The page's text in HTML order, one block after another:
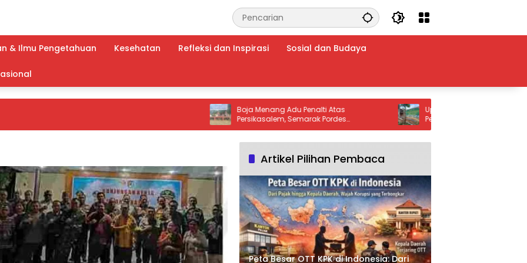
& Ilmu Pengetahuan Kesehatan Refleksi dan Inspirasi Sosial dan Budaya
Boja Menang Adu Penalti Atas
Persikasalem, Semarak Pordes
Ujungbarang Cilacap Jadi Ajang
Upgrade MCK TMMD Ke-129 Capai
Persen, Pemasangan Kusen dan
Dinding Terus Dikebut
Artikel Pilihan Pembaca
Peta Besar OTT KPK di Indonesia: Dari